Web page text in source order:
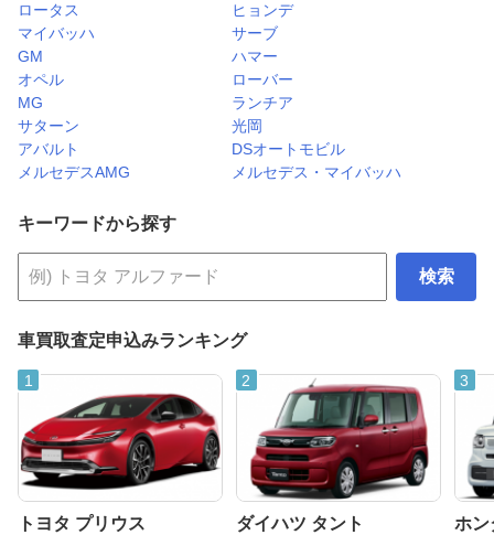
ロータス
ヒョンデ
マイバッハ
サーブ
GM
ハマー
オペル
ローバー
MG
ランチア
サターン
光岡
アバルト
DSオートモビル
メルセデスAMG
メルセデス・マイバッハ
キーワードから探す
検索
車買取査定申込みランキング
トヨタ プリウス ダイハツ タント ホン